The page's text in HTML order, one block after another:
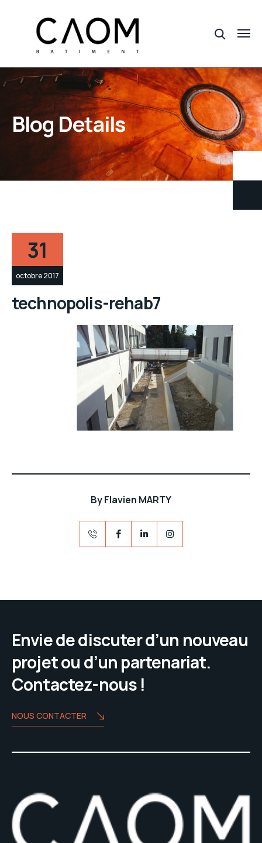
Blog Details
31
octobre 2017
technopolis-rehab7
ByFlavien MARTY
Envie de discuter d’un nouveau
projet ou d’un partenariat.
Contactez-nous !
NOUS CONTACTER